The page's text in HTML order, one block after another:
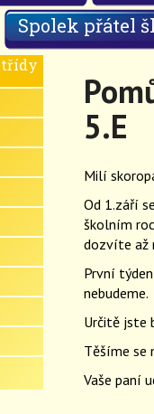
Spolek přátel
třídy
5.E
Milí
Od 1.září
školním
dozvíte až
První
nebudeme.
Určitě jste
Těšíme se
Vaše paní